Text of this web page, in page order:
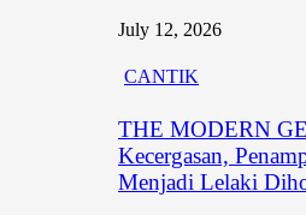
July 12, 2026
CANTIK
THE MODERN
Kecergasan,
Menjadi Lelaki